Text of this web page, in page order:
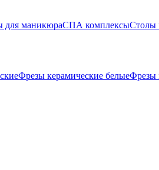
для маникюраСПА комплексыСтолы
Фрезы керамические белыеФрезы